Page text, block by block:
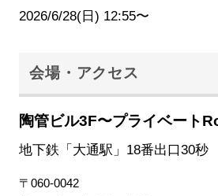
2026/6/28(日) 12:55〜
会場・アクセス
陶管ビル3F〜プライベート
地下鉄「大通駅」18番出口30秒
〒060-0042